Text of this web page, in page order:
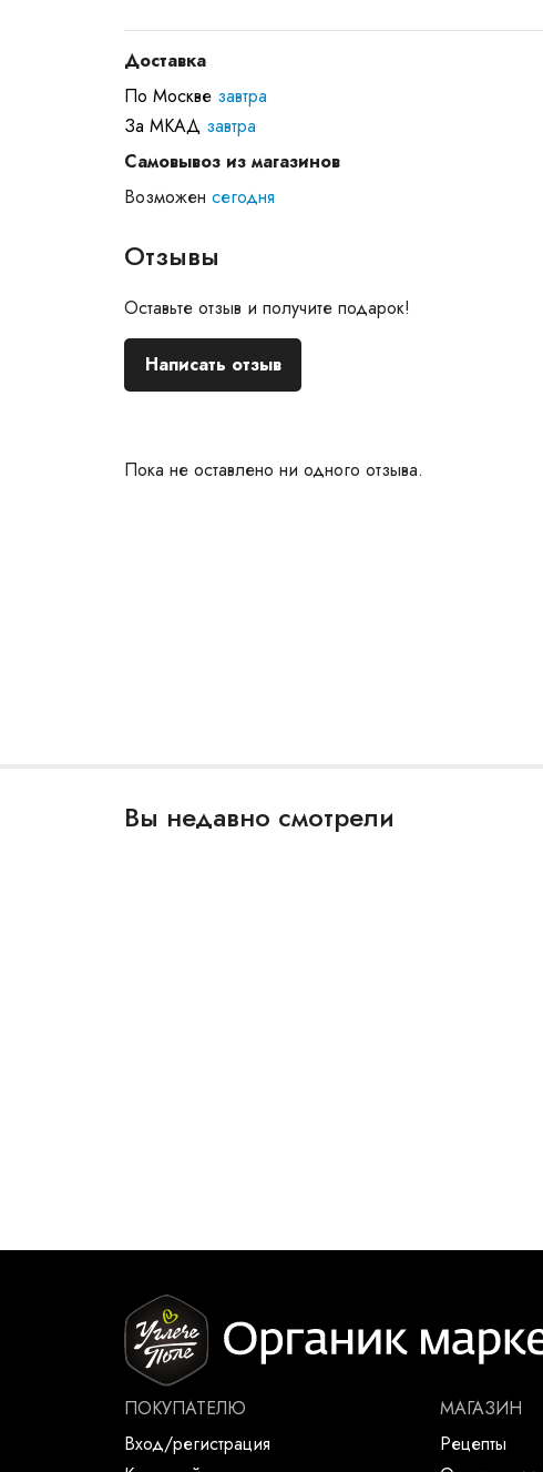
Доставка
По Москве завтра
За МКАД завтра
Самовывоз из магазинов
Возможен сегодня
Отзывы
Оставьте отзыв и получите подарок!
Написать отзыв
Пока не оставлено ни одного отзыва.
Вы недавно смотрели
ПОКУПАТЕЛЮ
Вход/регистрация
МАГАЗИН
Рецепты